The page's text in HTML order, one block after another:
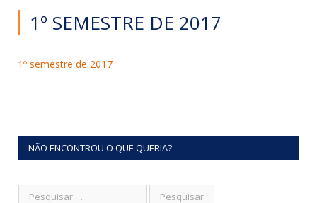
1º SEMESTRE DE 2017
1º semestre de 2017
NÃO ENCONTROU O QUE QUERIA?